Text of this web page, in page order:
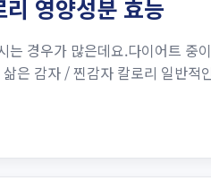
영양성분 효능
는 경우가 많은데요.다이어트
은 감자 / 찐감자 칼로리 일반